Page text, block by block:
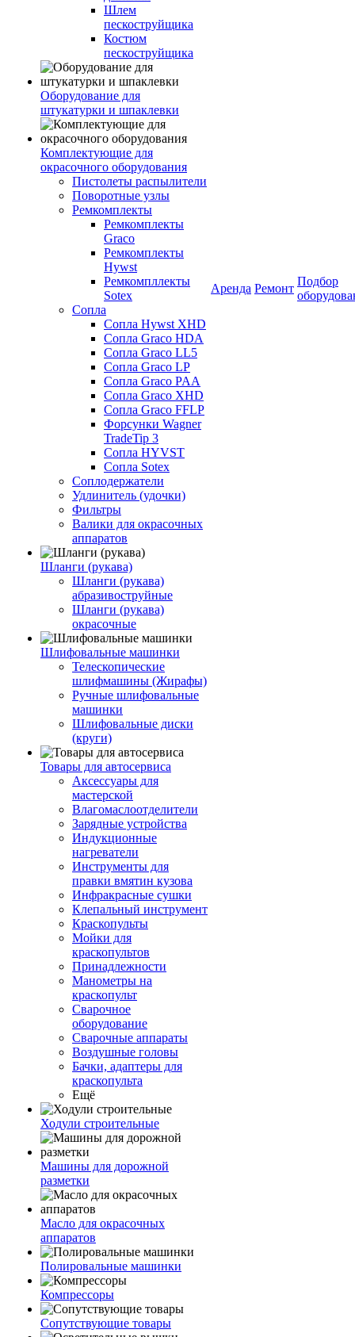
Шлем
пескоструйщика
Костюм
пескоструйщика
Оборудование для
штукатурки и шпаклевки
Комплектующие для
окрасочного оборудования
Пистолеты распылители
Поворотные узлы
Ремкомплекты
Ремкомплекты
Graco
Ремкомплекты
Hywst
Ремкомпллекты
Sotex
Сопла
Сопла Hywst XHD
Сопла Graco HDA
Сопла Graco LL5
Сопла Graco LP
Сопла Graco PAA
Сопла Graco XHD
Сопла Graco FFLP
Форсунки Wagner
TradeTip 3
Сопла HYVST
Сопла Sotex
Соплодержатели
Удлинитель (удочки)
Фильтры
Валики для окрасочных
аппаратов
Шланги (рукава)
Шланги (рукава)
абразивоструйные
Шланги (рукава)
окрасочные
Шлифовальные машинки
Телескопические
шлифмашины (Жирафы)
Ручные шлифовальные
машинки
Шлифовальные диски
(круги)
Товары для автосервиса
Аксессуары для
мастерской
Влагомаслоотделители
Зарядные устройства
Индукционные
нагреватели
Инструменты для
правки вмятин кузова
Инфракрасные сушки
Клепальный инструмент
Краскопульты
Мойки для
краскопультов
Принадлежности
Манометры на
краскопульт
Сварочное
оборудование
Сварочные аппараты
Воздушные головы
Бачки, адаптеры для
краскопульта
Ещё
Ходули строительные
Машины для дорожной
разметки
Масло для окрасочных
аппаратов
Полировальные машинки
Компрессоры
Сопутствующие товары
Аренда Ремонт
Подбор